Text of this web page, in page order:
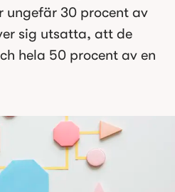
30 procent av
sig utsatta, att de
hela 50 procent av en